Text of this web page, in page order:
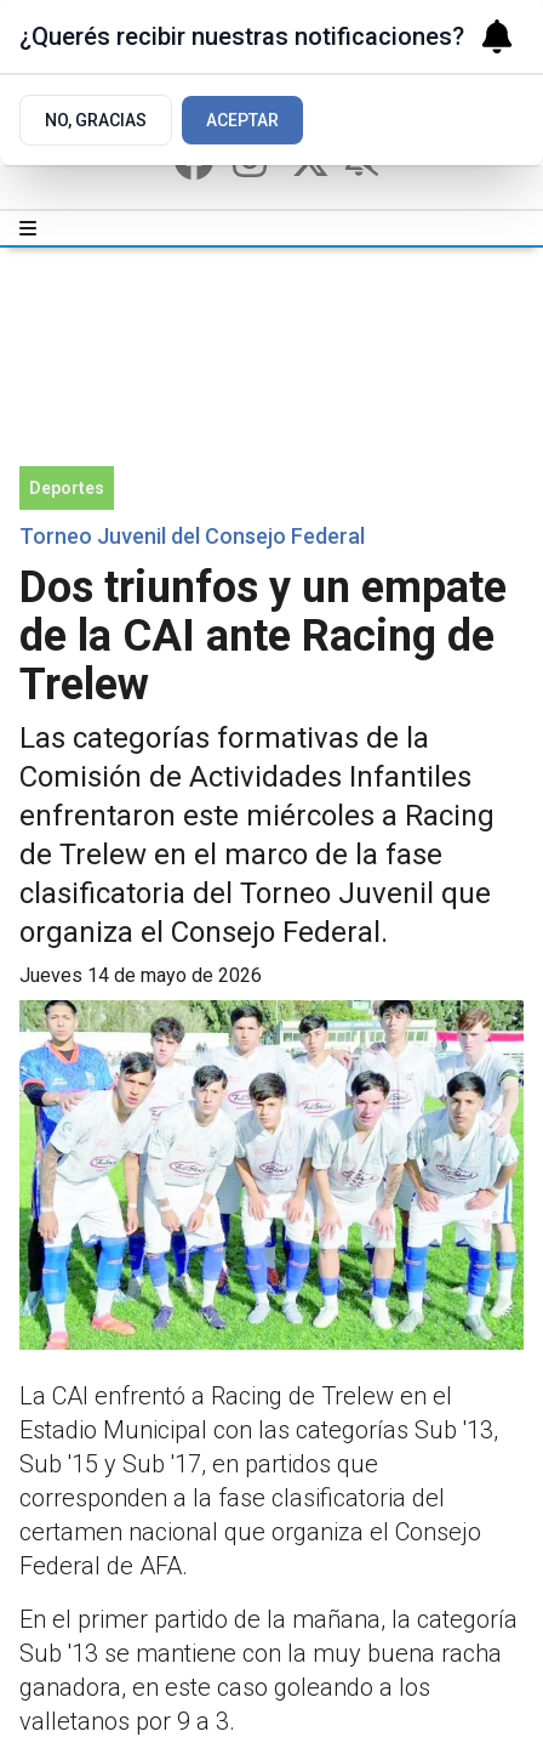
Deportes
Torneo Juvenil del Consejo Federal
Dos triunfos y un empate
de la CAI ante Racing de
Trelew
Las categorías formativas de la
Comisión de Actividades Infantiles
enfrentaron este miércoles a Racing
de Trelew en el marco de la fase
clasificatoria del Torneo Juvenil que
organiza el Consejo Federal.
jueves 14 de mayo de 2026
La CAI enfrentó a Racing de Trelew en el
Estadio Municipal con las categorías Sub '13,
Sub '15 y Sub '17, en partidos que
corresponden a la fase clasificatoria del
certamen nacional que organiza el Consejo
Federal de AFA.
En el primer partido de la mañana, la categoría
Sub '13 se mantiene con la muy buena racha
ganadora, en este caso goleando a los
valletanos por 9 a 3.
¿Querés recibir nuestras notificaciones?
NO, GRACIAS ACEPTAR